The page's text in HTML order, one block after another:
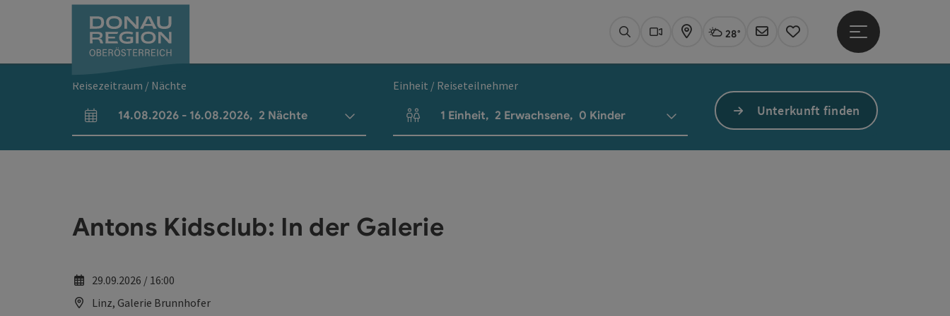
SuchenWebcams
KarteAktuelles Wetter Linz, wolkig
28°
Newsletter
Merkzettel
Hauptmenü öffnen
Reisezeitraum / Nächte
An- und Abreisefelder
14.08.2026 - 16.08.2026, 2 Nächte
Einheit / Reiseteilnehmer
Einheitenanzahl und Personenfelder
1 Einheit, 2 Erwachsene, 0 Kinder Unterkunft finden
Antons Kidsclub: In der Galerie
29.09.2026 / 16:00
Linz, Galerie Brunnhofer